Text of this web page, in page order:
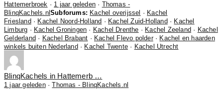
Hattemerbroek · 1 jaar geleden · Thomas -
BlinqKachels.nl Subforums: Kachel overijssel · Kachel
Friesland · Kachel Noord-Holland · Kachel Zuid-Holland · Kachel
Limburg · Kachel Groningen · Kachel Drenthe · Kachel Zeeland · Kachel
Gelderland · Kachel Brabant · Kachel Flevo polder· Kachel en haarden
winkels buiten Nederland · Kachel Twente · Kachel Utrecht
BlinqKachels in Hattemerb …
1 jaar geleden·Thomas - BlinqKachels.nl